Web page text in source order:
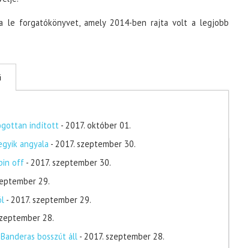
le forgatókönyvet, amely 2014-ben rajta volt a legjobb
indított - 2017. október 01.
angyala - 2017. szeptember 30.
off - 2017. szeptember 30.
29.
- 2017. szeptember 29.
28.
bosszút áll - 2017. szeptember 28.